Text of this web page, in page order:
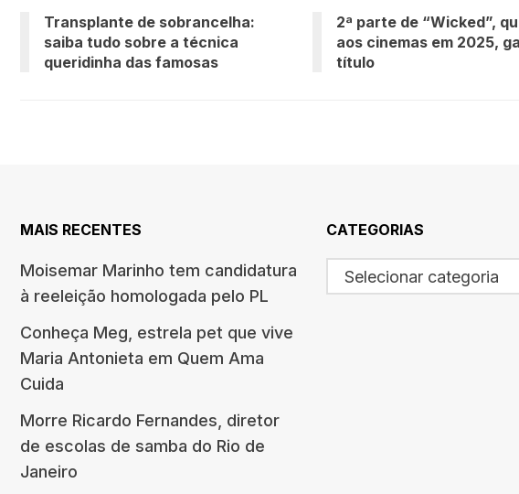
Transplante de sobrancelha:
saiba tudo sobre a técnica
queridinha das famosas
2ª parte de “Wicked”,
aos cinemas em 2025,
título
MAIS RECENTES
Moisemar Marinho tem candidatura
à reeleição homologada pelo PL
Conheça Meg, estrela pet que vive
Maria Antonieta em Quem Ama
Cuida
Morre Ricardo Fernandes, diretor
de escolas de samba do Rio de
Janeiro
CATEGORIAS
Selecionar categoria